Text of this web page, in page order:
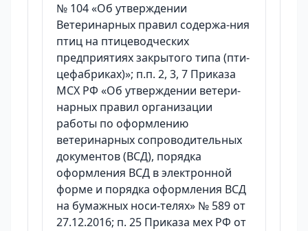
№ 104 «Об утверждении
Ветеринарных правил содержа-ния
птиц на птицеводческих
предприятиях закрытого типа (пти-
цефабриках)»; п.п. 2, 3, 7 Приказа
МСХ РФ «Об утверждении ветери-
нарных правил организации
работы по оформлению
ветеринарных сопроводительных
документов (ВСД), порядка
оформления ВСД в электронной
форме и порядка оформления ВСД
на бумажных носи-телях» № 589 от
27.12.2016; п. 25 Приказа мех РФ от